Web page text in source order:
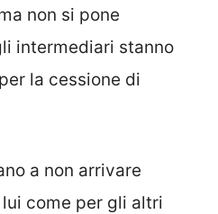
non si pone
intermediari stanno
la cessione di
a non arrivare
come per gli altri